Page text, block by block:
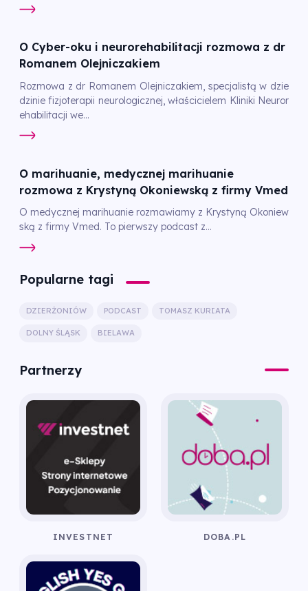
O Cyber-oku i neurorehabilitacji rozmowa z dr
Romanem Olejniczakiem
Rozmowa z dr Romanem Olejniczakiem, specjalistą w dzie
dzinie fizjoterapii neurologicznej, właścicielem Kliniki Neuror
ehabilitacji we...
O marihuanie, medycznej marihuanie
rozmowa z Krystyną Okoniewską z firmy Vmed
O medycznej marihuanie rozmawiamy z Krystyną Okoniew
ską z firmy Vmed. To pierwszy podcast z...
Popularne tagi
DZIERŻONIÓW PODCAST TOMASZ KURIATA
DOLNY ŚLĄSK BIELAWA
Partnerzy
INVESTNET DOBA.PL